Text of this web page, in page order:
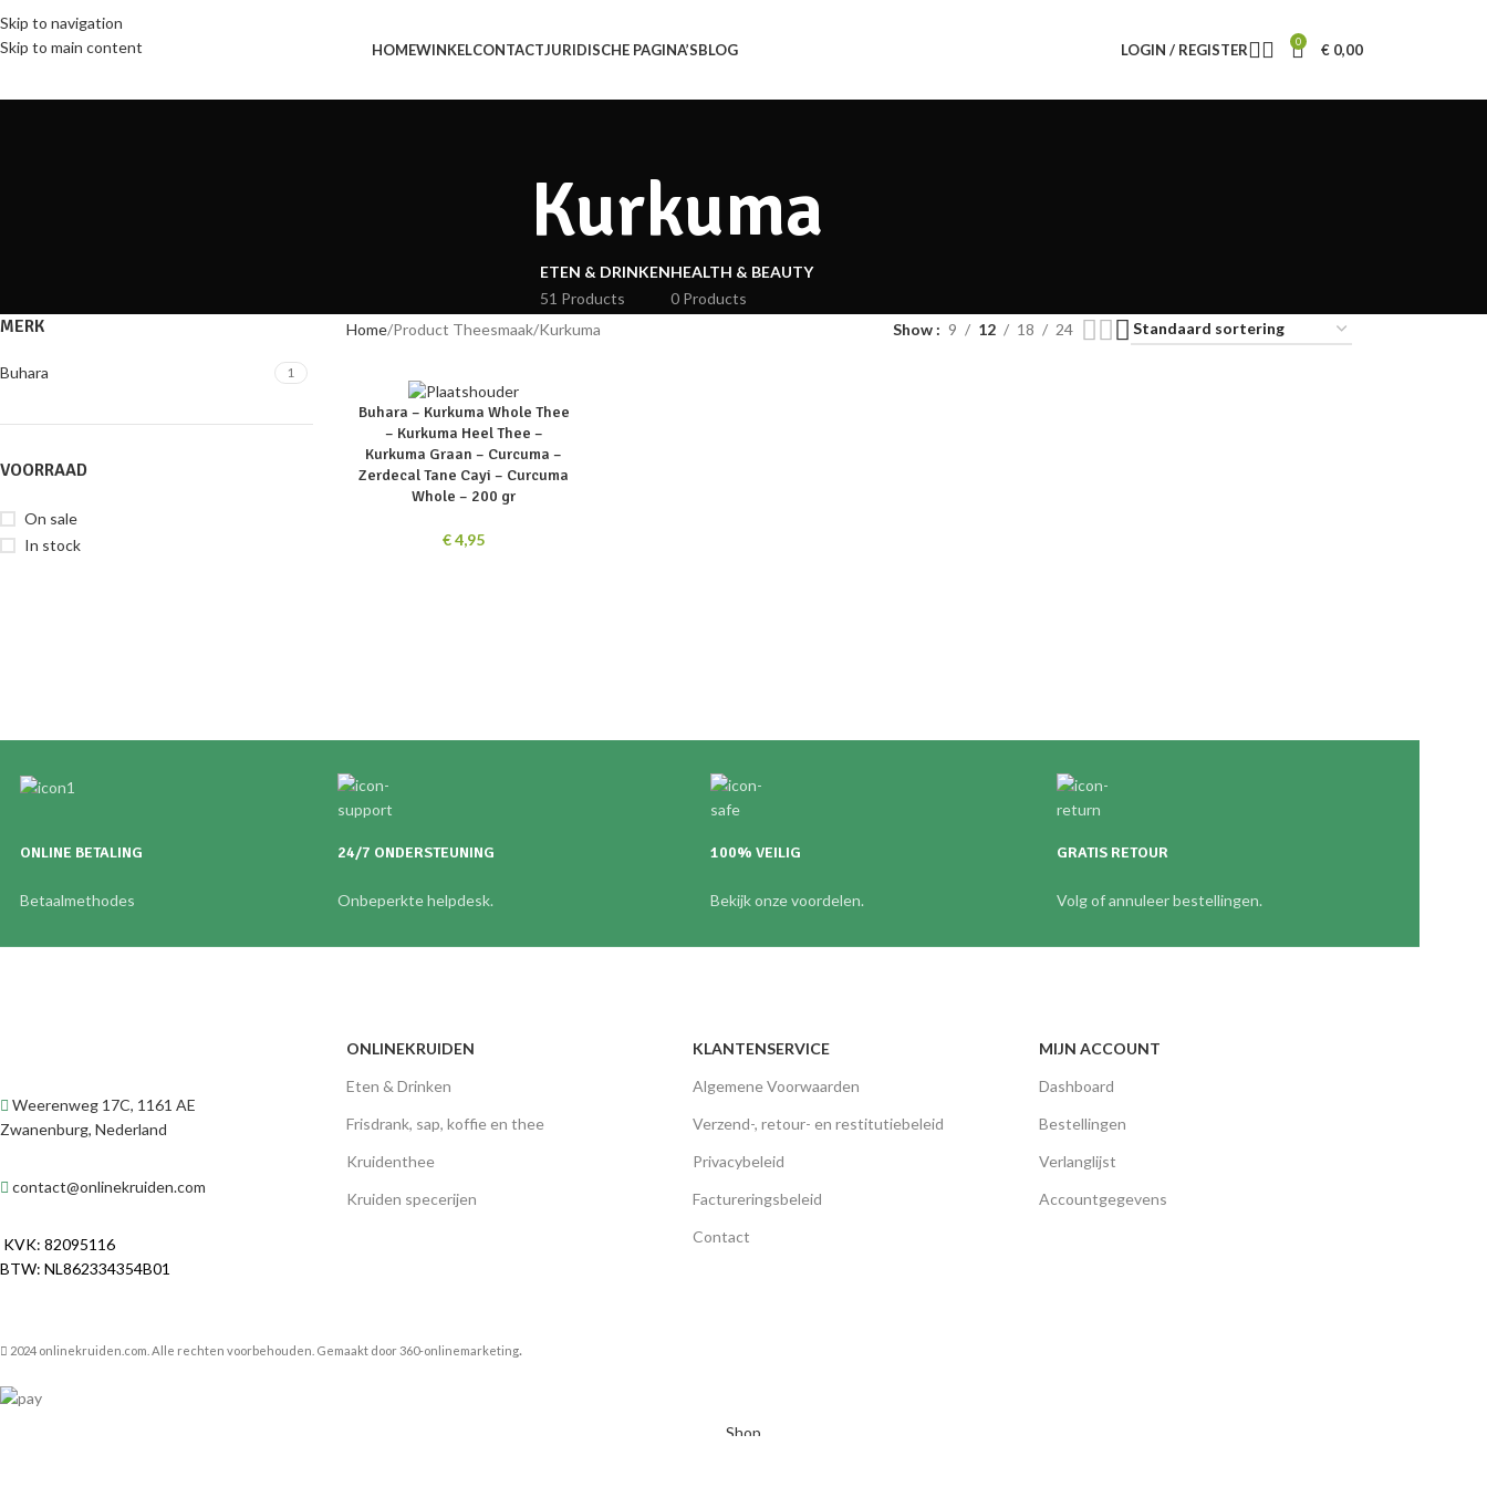
Skip to navigation
Skip to main content
HOMEWINKELCONTACTJURIDISCHE PAGINA’SBLOG LOGIN / REGISTER 0 € 0,00
Kurkuma
ETEN & DRINKEN
51 Products
HEALTH & BEAUTY
0 Products
MERK
Buhara 1
VOORRAAD
On sale
In stock
Home Product Theesmaak Kurkuma Show 9 12 18 24
SOLD
OUT
Buhara – Kurkuma Whole Thee
– Kurkuma Heel Thee –
Kurkuma Graan – Curcuma –
Zerdecal Tane Cayi – Curcuma
Whole – 200 gr
€4,95
ONLINE BETALING
Betaalmethodes
24/7 ONDERSTEUNING
Onbeperkte helpdesk.
100% VEILIG
Bekijk onze voordelen.
GRATIS RETOUR
Volg of annuleer bestellingen.
Weerenweg 17C, 1161 AE
Zwanenburg, Nederland
contact@onlinekruiden.com
KVK: 82095116
BTW: NL862334354B01
ONLINEKRUIDEN
Eten & Drinken
Frisdrank, sap, koffie en thee
Kruidenthee
Kruiden specerijen
KLANTENSERVICE
Algemene Voorwaarden
Verzend-, retour- en restitutiebeleid
Privacybeleid
Factureringsbeleid
Contact
MIJN ACCOUNT
Dashboard
Bestellingen
Verlanglijst
Accountgegevens
2024 onlinekruiden.com. Alle rechten voorbehouden. Gemaakt door360-onlinemarketing.
Shop